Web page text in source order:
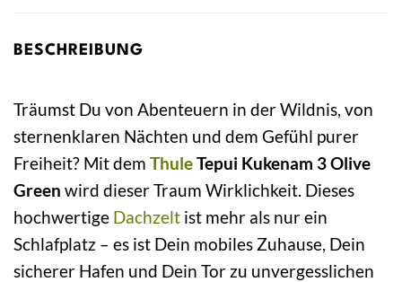
BESCHREIBUNG
Träumst Du von Abenteuern in der Wildnis, von
sternenklaren Nächten und dem Gefühl purer
Freiheit? Mit dem ThuleTepui Kukenam 3 Olive
Green wird dieser Traum Wirklichkeit. Dieses
hochwertige Dachzelt ist mehr als nur ein
Schlafplatz – es ist Dein mobiles Zuhause, Dein
sicherer Hafen und Dein Tor zu unvergesslichen